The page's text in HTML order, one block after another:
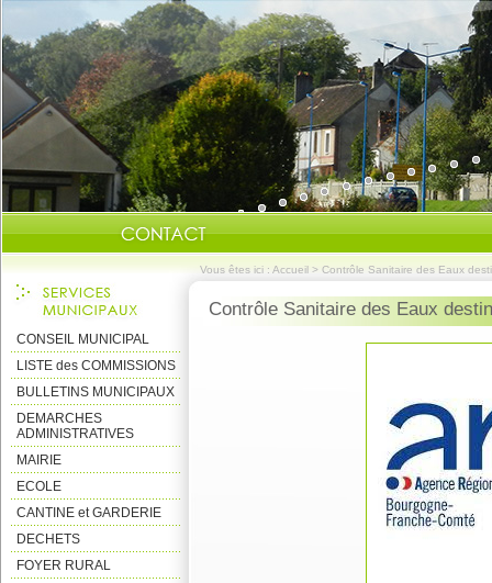
Vous êtes ici : Accueil > Contrôle Sanitaire des Eaux
CONSEIL MUNICIPAL
LISTE des COMMISSIONS
BULLETINS MUNICIPAUX
DEMARCHES
ADMINISTRATIVES
MAIRIE
ECOLE
CANTINE et GARDERIE
DECHETS
FOYER RURAL
Contrôle Sanitaire des Eaux